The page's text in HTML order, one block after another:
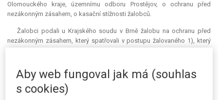
Olomouckého kraje, územnímu odboru Prostějov, o ochranu před
nezákonným zásahem, o kasační stížnosti žalobců.
Žalobci podali u Krajského soudu v Brně žalobu na ochranu před
nezákonným zásahem, který spatřovali v postupu žalovaného 1), který
žalobkyně.
Krajský soud usnesením ze dne 23. 2. 2011, čj. 29 A 11/2011-8,
žalobu ve výroku I ve vztahu k žalovanému 1) odmítl. Krajský soud
Aby web fungoval jak má (souhlas
s cookies)